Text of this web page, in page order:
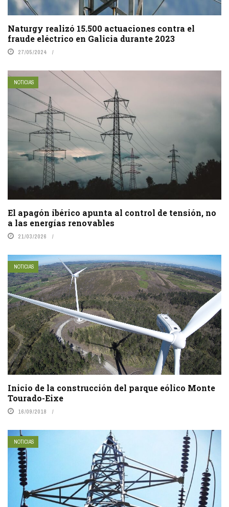
Naturgy realizó 15.500 actuaciones contra el
fraude eléctrico en Galicia durante 2023
27/05/2024
NOTICIAS
El apagón ibérico apunta al control de tensión, no
a las energías renovables
21/03/2026
NOTICIAS
Inicio de la construcción del parque eólico Monte
Tourado-Eixe
16/09/2018
NOTICIAS